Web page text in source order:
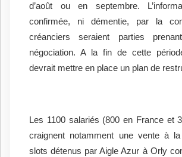
d’août ou en septembre.
confirmée, ni démentie, par la
créanciers seraient parties
négociation. A la fin de cette
devrait mettre en place un plan de
Les 1100 salariés (800 en France et
craignent notamment une vente à
slots détenus par Aigle Azur à Orly